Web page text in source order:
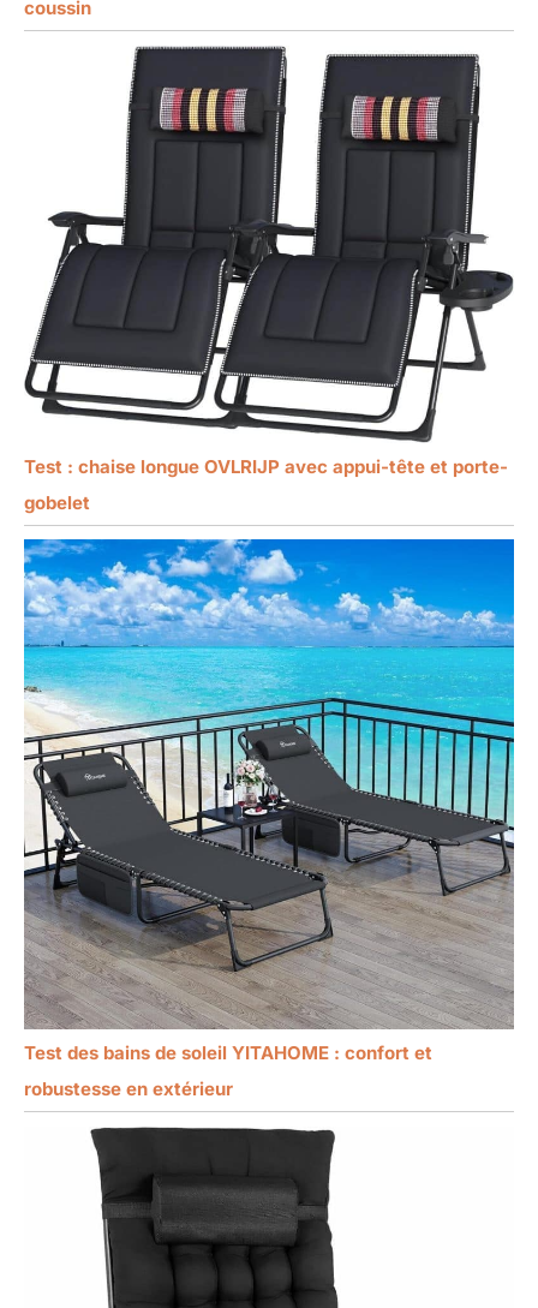
coussin
Test : chaise longue OVLRIJP avec appui-tête et porte-
gobelet
Test des bains de soleil YITAHOME : confort et
robustesse en extérieur